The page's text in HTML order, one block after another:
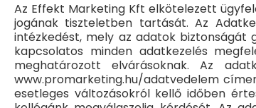
Az Effekt Marketing Kft elkötelezett
jogának tiszteletben tartását. Az
intézkedést, mely az adatok biztonságát
kapcsolatos minden adatkezelés
meghatározott elvárásoknak. Az
www.promarketing.hu/adatvedelem
esetleges változásokról kellő időben